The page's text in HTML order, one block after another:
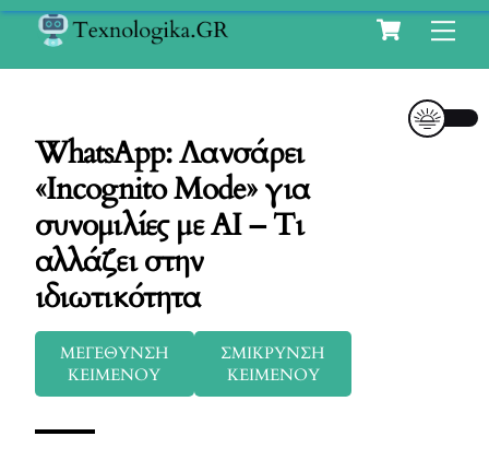
Skip
Cart
WhatsApp: Λανσάρει
«Incognito Mode» για
συνομιλίες με AI – Τι
αλλάζει στην
ιδιωτικότητα
ΜΕΓΕΘΥΝΣΗ
ΚΕΙΜΕΝΟΥ
ΣΜΙΚΡΥΝΣΗ
ΚΕΙΜΕΝΟΥ